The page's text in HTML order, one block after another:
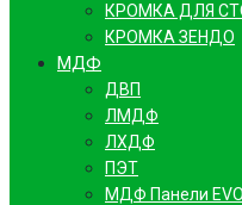
КРОМКА ДЛЯ
КРОМКА ЗЕНДО
МДФ
ДВП
ЛМДФ
ЛХДФ
ПЭТ
МДФ Панели